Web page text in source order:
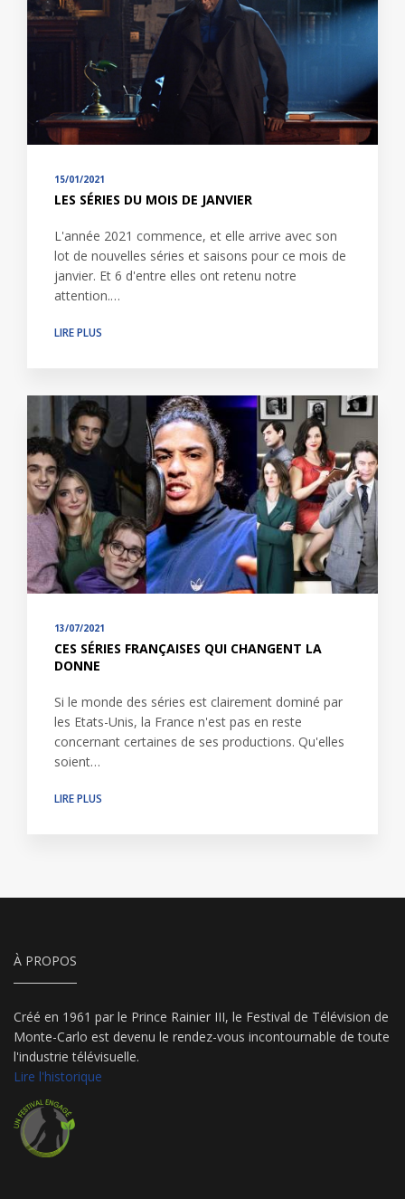
15/01/2021
LES SÉRIES DU MOIS DE JANVIER
L'année 2021 commence, et elle arrive avec son
lot de nouvelles séries et saisons pour ce mois de
janvier. Et 6 d'entre elles ont retenu notre
attention.…
LIRE PLUS
13/07/2021
CES SÉRIES FRANÇAISES QUI CHANGENT LA
DONNE
Si le monde des séries est clairement dominé par
les Etats-Unis, la France n'est pas en reste
concernant certaines de ses productions. Qu'elles
soient…
LIRE PLUS
À PROPOS
Créé en 1961 par le Prince Rainier III, le Festival de Télévision de
Monte-Carlo est devenu le rendez-vous incontournable de toute
l'industrie télévisuelle.
Lire l'historique